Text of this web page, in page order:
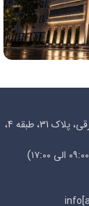
تهران، جنت آباد جنوبی، لاله شرقی، پلاک 31، طبقه 4،